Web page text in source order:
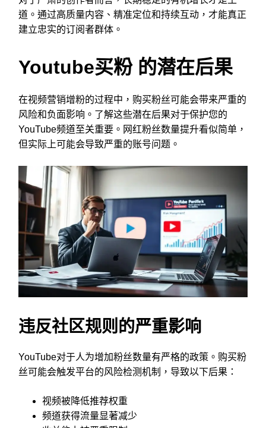
道。通过高质量内容、精准定位和持续互动，才能真正
建立忠实的订阅者群体。
Youtube买粉 的潜在后果
在视频营销增粉的过程中，购买粉丝可能会带来严重的
风险和负面影响。了解这些潜在后果对于保护您的
YouTube频道至关重要。网红粉丝数量提升看似简单，
但实际上可能会导致严重的账号问题。
违反社区规则的严重影响
YouTube对于人为增加粉丝数量有严格的政策。购买粉
丝可能会触发平台的风险检测机制，导致以下后果：
视频被降低推荐权重
频道获得流量显著减少